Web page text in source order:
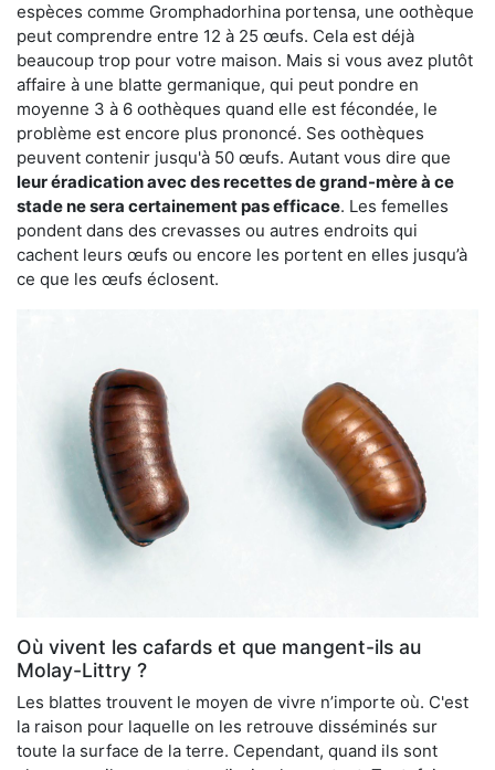
espèces comme Gromphadorhina portensa, une oothèque
peut comprendre entre 12 à 25 œufs. Cela est déjà
beaucoup trop pour votre maison. Mais si vous avez plutôt
affaire à une blatte germanique, qui peut pondre en
moyenne 3 à 6 oothèques quand elle est fécondée, le
problème est encore plus prononcé. Ses oothèques
peuvent contenir jusqu'à 50 œufs. Autant vous dire que
leur éradication avec des recettes de grand-mère à ce
stade ne sera certainement pas efficace. Les femelles
pondent dans des crevasses ou autres endroits qui
cachent leurs œufs ou encore les portent en elles jusqu’à
ce que les œufs éclosent.
Où vivent les cafards et que mangent-ils au
Molay-Littry ?
Les blattes trouvent le moyen de vivre n’importe où. C'est
la raison pour laquelle on les retrouve disséminés sur
toute la surface de la terre. Cependant, quand ils sont